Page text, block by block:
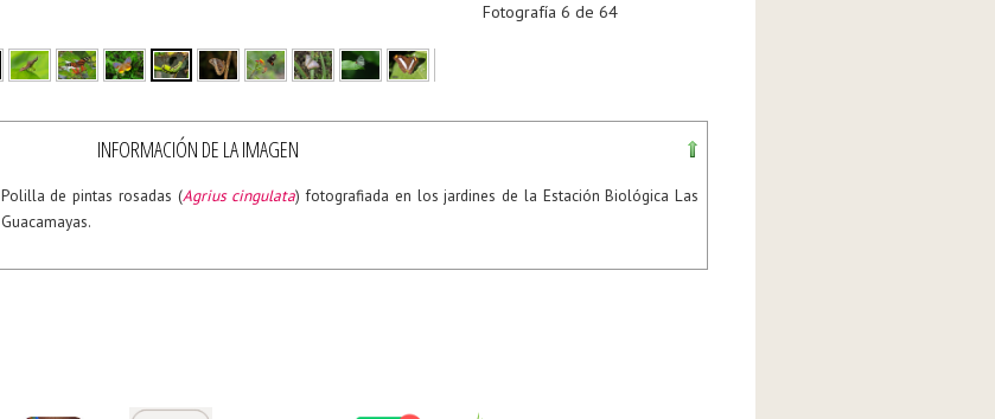
Fotografía 6 de 64
INFORMACIÓN DE LA IMAGEN
Polilla de pintas rosadas (Agrius cingulata) fotografiada en los jardines de la Estación Biológica Las
Guacamayas.